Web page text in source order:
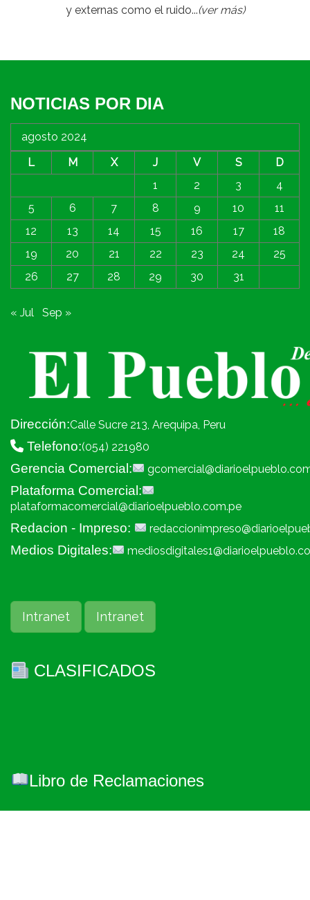
y externas como el ruido...(ver más)
NOTICIAS POR DIA
agosto 2024
L
M X J V S
D
1
2 3
4
5
6 7 8 9 10
11
12
13 14 15 16 17
18
19
20 21 22 23 24
25
26
27 28 29 30 31
« Jul Sep »
Dirección:Calle Sucre 213, Arequipa, Peru
Telefono:(054) 221980
Gerencia Comercial:
Plataforma Comercial:
plataformacomercial@diarioelpueblo.com.pe
Redacion - Impreso:
Medios Digitales:
Intranet Intranet
CLASIFICADOS
Libro de Reclamaciones